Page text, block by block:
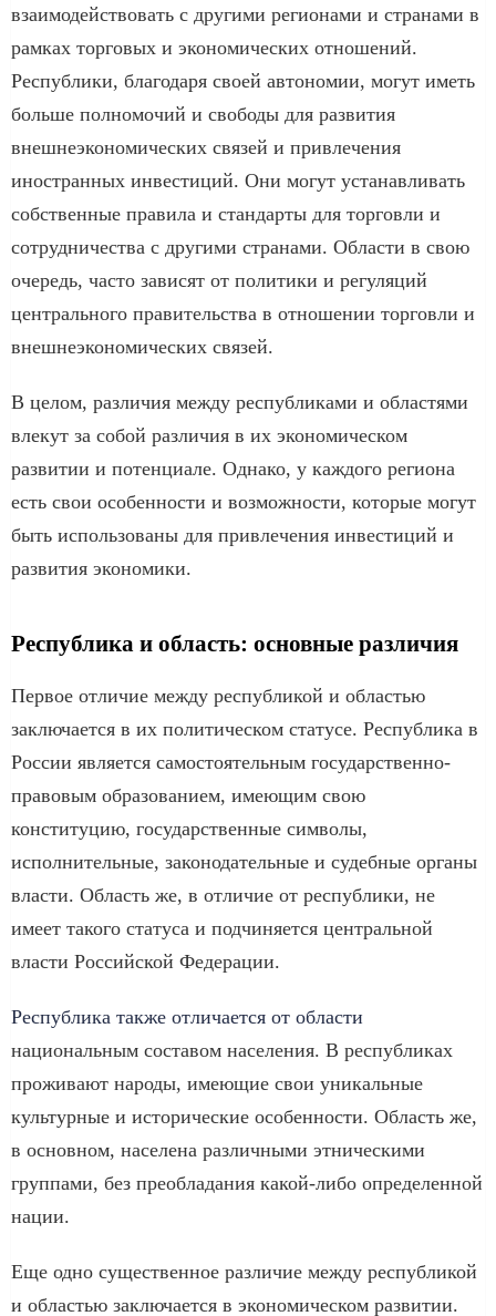
взаимодействовать с другими регионами и странами в
рамках торговых и экономических отношений.
Республики, благодаря своей автономии, могут иметь
больше полномочий и свободы для развития
внешнеэкономических связей и привлечения
иностранных инвестиций. Они могут устанавливать
собственные правила и стандарты для торговли и
сотрудничества с другими странами. Области в свою
очередь, часто зависят от политики и регуляций
центрального правительства в отношении торговли и
внешнеэкономических связей.
В целом, различия между республиками и областями
влекут за собой различия в их экономическом
развитии и потенциале. Однако, у каждого региона
есть свои особенности и возможности, которые могут
быть использованы для привлечения инвестиций и
развития экономики.
Республика и область: основные различия
Первое отличие между республикой и областью
заключается в их политическом статусе. Республика в
России является самостоятельным государственно-
правовым образованием, имеющим свою
конституцию, государственные символы,
исполнительные, законодательные и судебные органы
власти. Область же, в отличие от республики, не
имеет такого статуса и подчиняется центральной
власти Российской Федерации.
Республика также отличается от области
национальным составом населения. В республиках
проживают народы, имеющие свои уникальные
культурные и исторические особенности. Область же,
в основном, населена различными этническими
группами, без преобладания какой-либо определенной
нации.
Еще одно существенное различие между республикой
и областью заключается в экономическом развитии.